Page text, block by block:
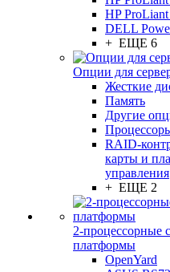
HP
DELL
+ ЕЩЕ 6
Опции для
Жесткие
Память
Другие
RAID-
карты и
управления
+ ЕЩЕ 2
2-процессорные
платформы
OpenYard